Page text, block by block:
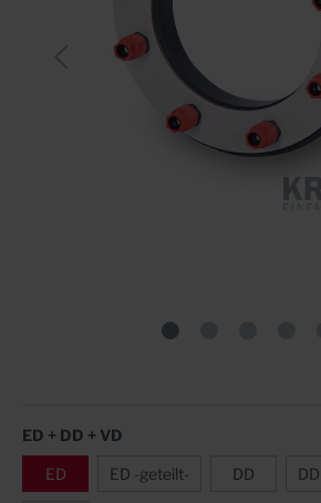
ED + DD + VD
ED ED -geteilt- DD